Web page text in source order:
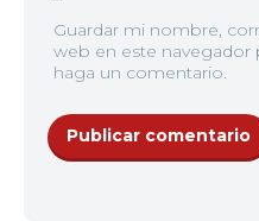
Guardar mi nombre,
web en este navegador
haga un comentario.